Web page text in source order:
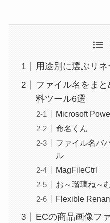
用途別に選ぶリ
ファイル名をま
料ツール6選
Microsoft
命名くん
ファイル名バ
ル
MagFileCtrl
お～瑠璃ね～
Flexible
ECの商品画像フ